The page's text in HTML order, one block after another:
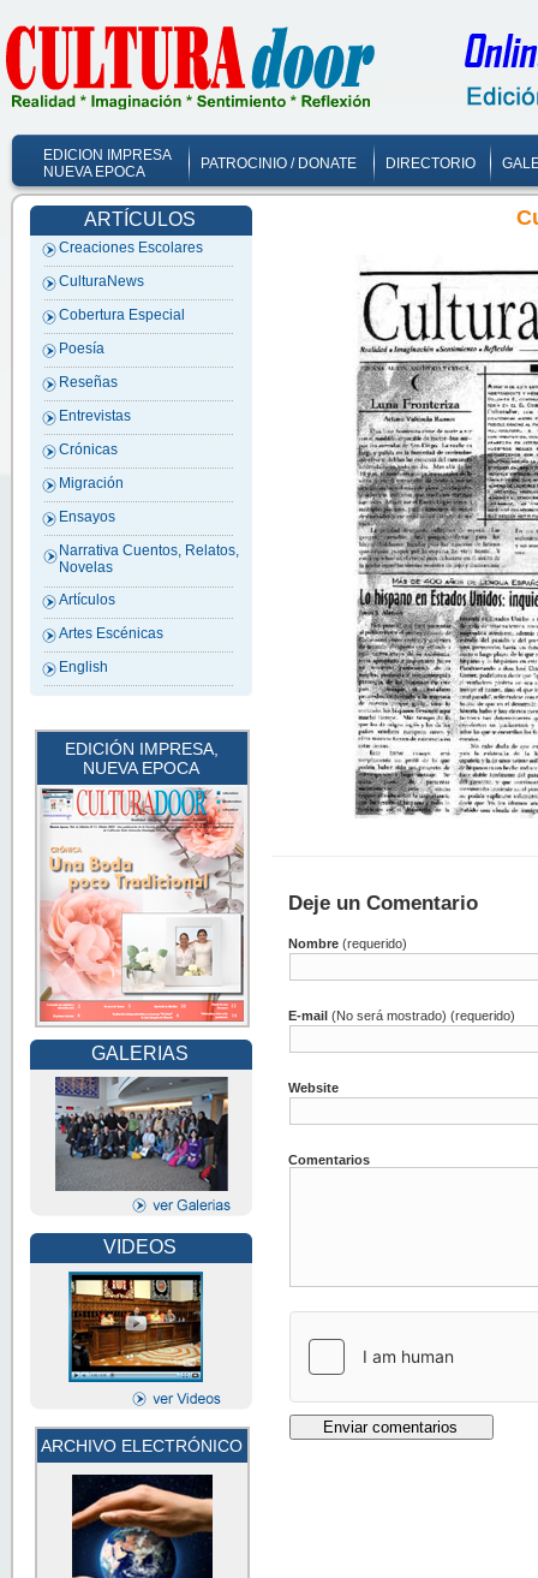
EDICION IMPRESA
NUEVA EPOCA
PATROCINIO / DONATE DIRECTORIO
ARTÍCULOS
Creaciones Escolares
CulturaNews
Cobertura Especial
Poesía
Reseñas
Entrevistas
Crónicas
Migración
Ensayos
Narrativa Cuentos, Relatos,
Novelas
Artículos
Artes Escénicas
English
EDICIÓN IMPRESA,
NUEVA EPOCA
GALERIAS
VIDEOS
ARCHIVO ELECTRÓNICO
Deje un Comentario
Nombre (requerido)
E-mail (No será mostrado) (requerido)
Website
Comentarios